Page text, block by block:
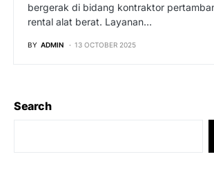
bergerak di bidang kontraktor
rental alat berat. Layanan…
BY ADMIN 13 OCTOBER 2025
Search